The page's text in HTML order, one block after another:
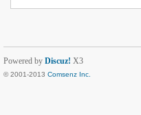
Powered by Discuz! X3
© 2001-2013 Comsenz Inc.